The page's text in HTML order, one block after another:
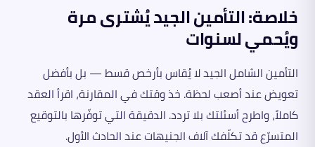
خلاصة: التأمين الجيد يُشترى مرة
ويُحمي لسنوات
التأمين الشامل الجيد لا يُقاس بأرخص قسط — بل بأفضل
تعويض عند أصعب لحظة. خذ وقتك في المقارنة، اقرأ العقد
كاملاً، واطرح أسئلتك بلا تردد. الدقيقة التي توفّرها بالتوقيع
المتسرّع قد تكلّفك آلاف الجنيهات عند الحادث الأول.